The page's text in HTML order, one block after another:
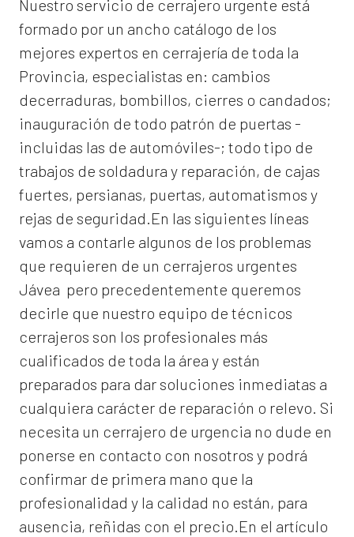
Nuestro servicio de cerrajero urgente está
formado por un ancho catálogo de los
mejores expertos en cerrajería de toda la
Provincia, especialistas en: cambios
decerraduras, bombillos, cierres o candados;
inauguración de todo patrón de puertas -
incluidas las de automóviles-; todo tipo de
trabajos de soldadura y reparación, de cajas
fuertes, persianas, puertas, automatismos y
rejas de seguridad.En las siguientes líneas
vamos a contarle algunos de los problemas
que requieren de un cerrajeros urgentes
Jávea pero precedentemente queremos
decirle que nuestro equipo de técnicos
cerrajeros son los profesionales más
cualificados de toda la área y están
preparados para dar soluciones inmediatas a
cualquiera carácter de reparación o relevo. Si
necesita un cerrajero de urgencia no dude en
ponerse en contacto con nosotros y podrá
confirmar de primera mano que la
profesionalidad y la calidad no están, para
ausencia, reñidas con el precio.En el artículo